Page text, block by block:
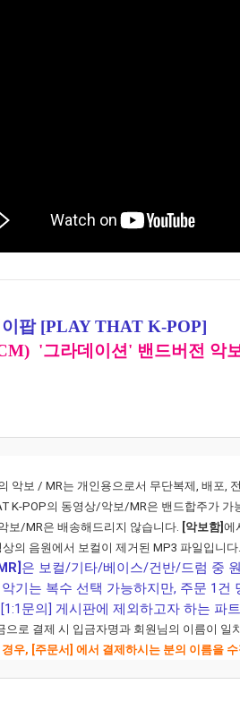
팝 [PLAY THAT K-POP]
'그라데이션' 밴드버전 악
악보 / MR는 개인용으로서 무단복제, 배포,
K-POP의 동영상/악보/MR은 밴드합주가
보/MR은 배송해드리지 않습니다. [악보함] 에
상의 음원에서 보컬이 제거된 MP3 파일입니다.
은 보컬/기타/베이스/건반/드럼 중
기는 복수 선택 가능하지만, 주문 1건
문의] 게시판에 제외하고자 하는 파
으로 결제 시 입금자명과 회원님의 이름이 일
우, [주문서] 에서 결제하시는 분의 이름을